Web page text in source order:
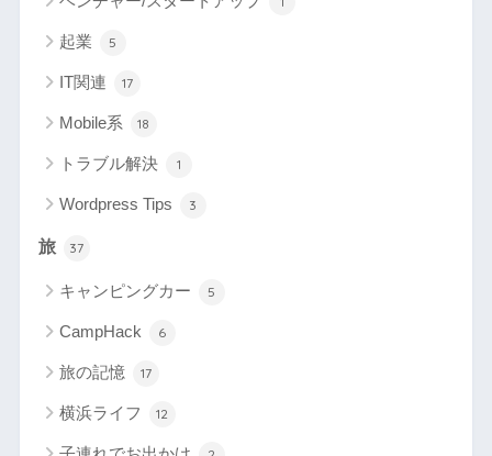
起業 5
IT関連 17
Mobile系 18
トラブル解決 1
Wordpress Tips 3
旅 37
キャンピングカー 5
CampHack 6
旅の記憶 17
横浜ライフ 12